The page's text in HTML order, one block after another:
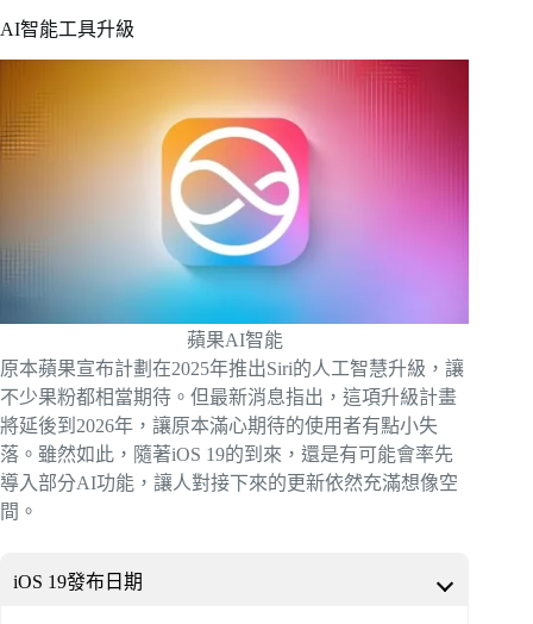
AI智能工具升級
蘋果AI智能
原本蘋果宣布計劃在2025年推出Siri的人工智慧升級，讓
不少果粉都相當期待。但最新消息指出，這項升級計畫
將延後到2026年，讓原本滿心期待的使用者有點小失
落。雖然如此，隨著iOS 19的到來，還是有可能會率先
導入部分AI功能，讓人對接下來的更新依然充滿想像空
間。
iOS 19發布日期